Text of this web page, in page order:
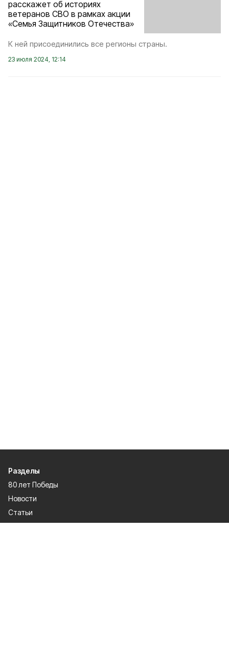
расскажет об историях
ветеранов СВО в рамках акции
«Семья Защитников Отечества»
К ней присоединились все регионы страны.
23 июля 2024, 12:14
Разделы
80 лет Победы
Новости
Статьи